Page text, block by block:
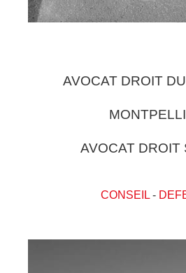
AVOCAT DROIT DU
AVOCAT DROIT
CONSEIL-